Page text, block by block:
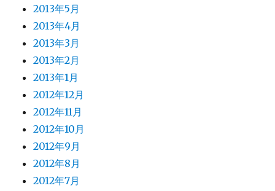
2013年5月
2013年4月
2013年3月
2013年2月
2013年1月
2012年12月
2012年11月
2012年10月
2012年9月
2012年8月
2012年7月